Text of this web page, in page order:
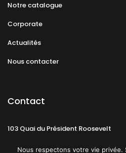
Notre catalogue
Corporate
Actualités
Nous contacter
Contact
103 Quai du Président Roosevelt
Nous respectons votre vie